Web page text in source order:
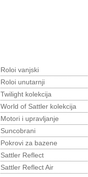
Roloi vanjski
Roloi unutarnji
Twilight kolekcija
World of Sattler kolekcija
Motori i upravljanje
Suncobrani
Pokrovi za bazene
Sattler Reflect
Sattler Reflect Air